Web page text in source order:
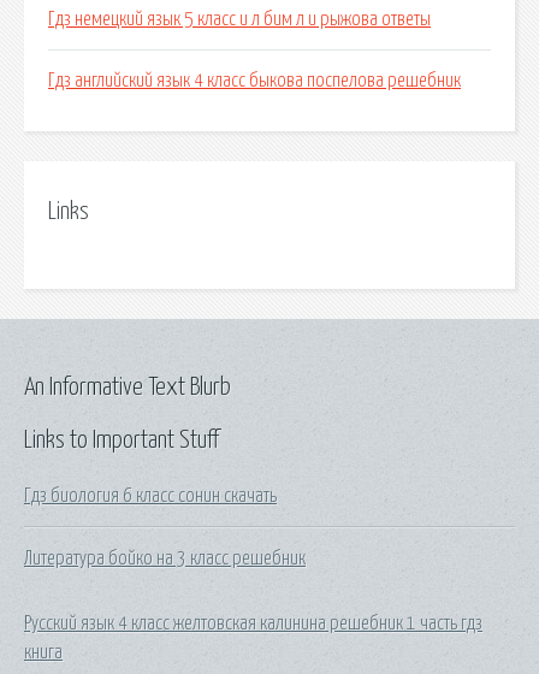
Гдз немецкий язык 5 класс и л бим л и рыжова ответы
Гдз английский язык 4 класс быкова поспелова решебник
Links
Links to Important Stuff
Гдз биология 6 класс сонин скачать
Литература бойко на 3 класс решебник
Русский язык 4 класс желтовская калинина решебник 1 часть гдз
книга
An Informative Text Blurb